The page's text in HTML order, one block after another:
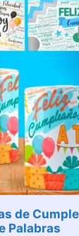
de
Palabras